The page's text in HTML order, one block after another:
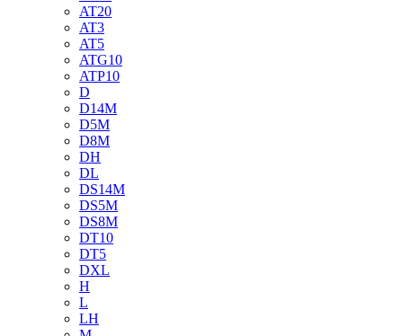
AT20
AT3
AT5
ATG10
ATP10
D
D14M
D5M
D8M
DH
DL
DS14M
DS5M
DS8M
DT10
DT5
DXL
H
L
LH